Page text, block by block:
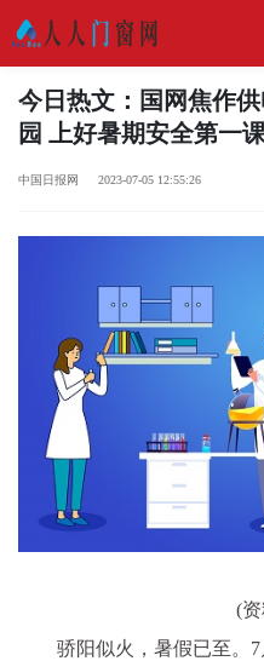
今日热文：国网焦作
园 上好暑期安全第一
中国日报网 2023-07-05 12:55:26
(
骄阳似火，暑假已至。